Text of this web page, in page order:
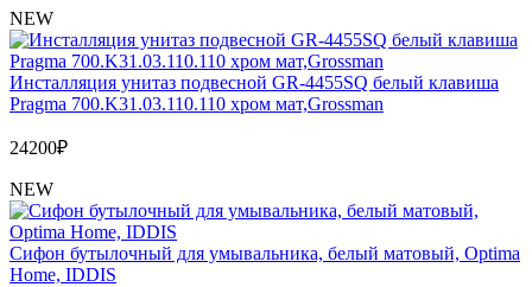
Вакансии
Контакты
NEW
Инсталляция унитаз подвесной GR-4455SQ белый клавиша
Pragma 700.K31.03.110.110 хром мат,Grossman
24200₽
NEW
Сифон бутылочный для умывальника, белый матовый, Optima
Home, IDDIS